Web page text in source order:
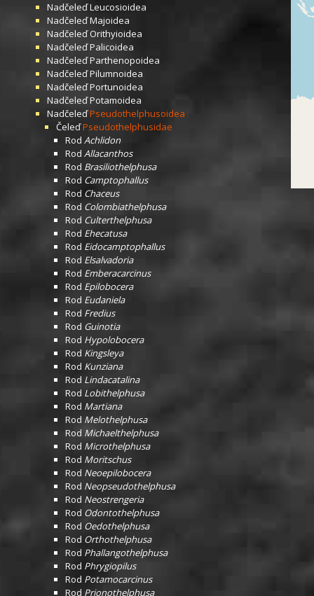
NadčeleďLeucosioidea
NadčeleďMajoidea
NadčeleďOrithyioidea
NadčeleďPalicoidea
NadčeleďParthenopoidea
NadčeleďPilumnoidea
NadčeleďPortunoidea
NadčeleďPotamoidea
NadčeleďPseudothelphusoidea
ČeleďPseudothelphusidae
Rod Achlidon
Rod Allacanthos
Rod Brasiliothelphusa
Rod Camptophallus
Rod Chaceus
Rod Colombiathelphusa
Rod Culterthelphusa
Rod Ehecatusa
Rod Eidocamptophallus
Rod Elsalvadoria
Rod Emberacarcinus
Rod Epilobocera
Rod Eudaniela
Rod Fredius
Rod Guinotia
Rod Hypolobocera
Rod Kingsleya
Rod Kunziana
Rod Lindacatalina
Rod Lobithelphusa
Rod Martiana
Rod Melothelphusa
Rod Michaelthelphusa
Rod Microthelphusa
Rod Moritschus
Rod Neoepilobocera
Rod Neopseudothelphusa
Rod Neostrengeria
Rod Odontothelphusa
Rod Oedothelphusa
Rod Orthothelphusa
Rod Phallangothelphusa
Rod Phrygiopilus
Rod Potamocarcinus
Rod Prionothelphusa